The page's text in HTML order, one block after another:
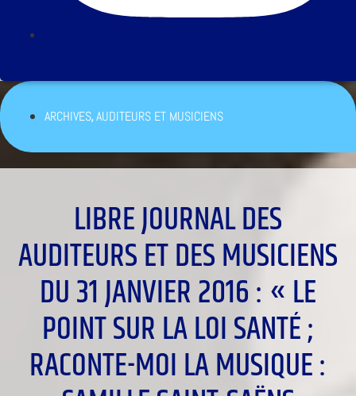
ARCHIVES,AUDITEURS ET MUSICIENS
LIBRE JOURNAL DES
AUDITEURS ET DES MUSICIENS
DU 31 JANVIER 2016 : « LE
POINT SUR LA LOI SANTÉ ;
RACONTE-MOI LA MUSIQUE :